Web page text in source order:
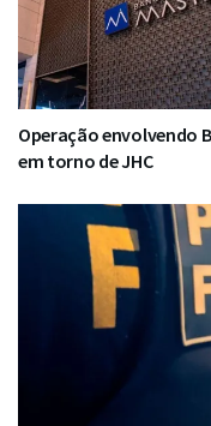
Operação envolvendo
em torno de JHC